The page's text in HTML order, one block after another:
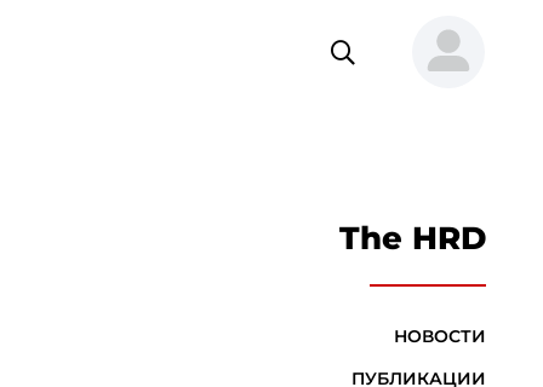
The HRD
НОВОСТИ
ПУБЛИКАЦИИ